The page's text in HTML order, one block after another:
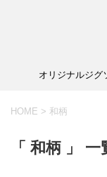
オリジナルジグ
HOME > 和柄
「 和柄 」 一